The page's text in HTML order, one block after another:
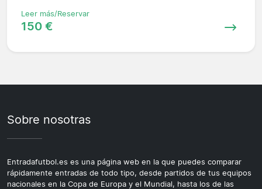
Leer más/Reservar
150 €
Sobre nosotras
Entradafutbol.es es una página web en la que puedes comparar
rápidamente entradas de todo tipo, desde partidos de tus equipos
nacionales en la Copa de Europa y el Mundial, hasta los de las